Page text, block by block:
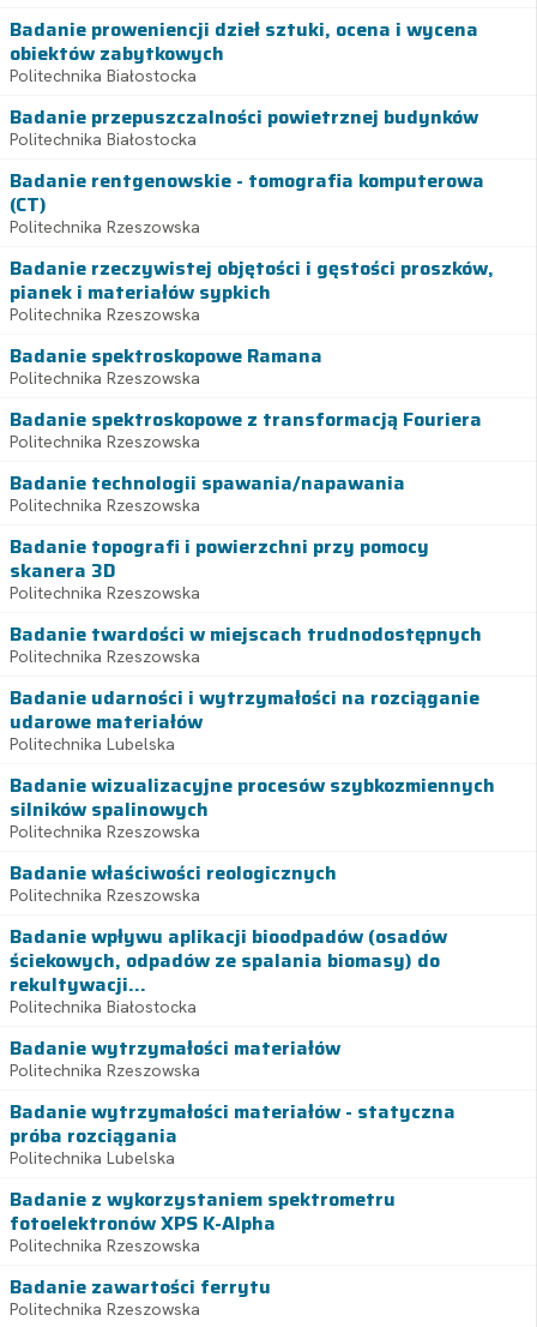
Badanie proweniencji dzieł sztuki, ocena i wycena
obiektów zabytkowych
Politechnika Białostocka
Badanie przepuszczalności powietrznej budynków
Politechnika Białostocka
Badanie rentgenowskie - tomografia komputerowa
(CT)
Politechnika Rzeszowska
Badanie rzeczywistej objętości i gęstości proszków,
pianek i materiałów sypkich
Politechnika Rzeszowska
Badanie spektroskopowe Ramana
Politechnika Rzeszowska
Badanie spektroskopowe z transformacją Fouriera
Politechnika Rzeszowska
Badanie technologii spawania/napawania
Politechnika Rzeszowska
Badanie topografi i powierzchni przy pomocy
skanera 3D
Politechnika Rzeszowska
Badanie twardości w miejscach trudnodostępnych
Politechnika Rzeszowska
Badanie udarności i wytrzymałości na rozciąganie
udarowe materiałów
Politechnika Lubelska
Badanie wizualizacyjne procesów szybkozmiennych
silników spalinowych
Politechnika Rzeszowska
Badanie właściwości reologicznych
Politechnika Rzeszowska
Badanie wpływu aplikacji bioodpadów (osadów
ściekowych, odpadów ze spalania biomasy) do
rekultywacji...
Politechnika Białostocka
Badanie wytrzymałości materiałów
Politechnika Rzeszowska
Badanie wytrzymałości materiałów - statyczna
próba rozciągania
Politechnika Lubelska
Badanie z wykorzystaniem spektrometru
fotoelektronów XPS K-Alpha
Politechnika Rzeszowska
Badanie zawartości ferrytu
Politechnika Rzeszowska